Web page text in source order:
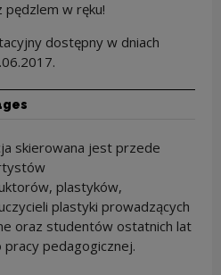
pędzlem w ręku!
dostępny w dniach
skierowana jest przede
plastyków,
plastyki prowadzących
oraz studentów ostatnich lat
pracy pedagogicznej.